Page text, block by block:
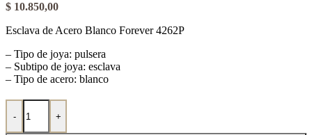
$ 10.850,00
Esclava de Acero Blanco Forever 4262P
– Tipo de joya: pulsera
– Subtipo de joya: esclava
– Tipo de acero: blanco
-
Esclava de Acero Blanco Forever 4262P cantidad
+